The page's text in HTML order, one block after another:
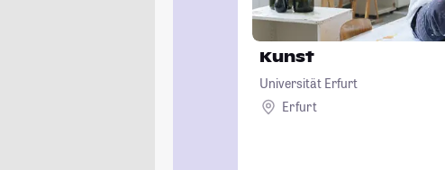
Kunst
Universität Erfurt
Erfurt